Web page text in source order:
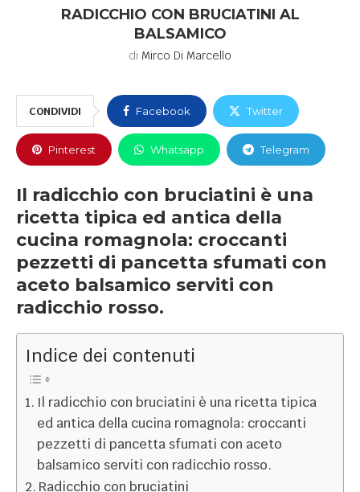
RADICCHIO CON BRUCIATINI AL
BALSAMICO
di Mirco Di Marcello
CONDIVIDI Facebook Twitter
Pinterest Whatsapp Telegram
Il radicchio con bruciatini è una
ricetta tipica ed antica della
cucina romagnola: croccanti
pezzetti di pancetta sfumati con
aceto balsamico serviti con
radicchio rosso.
Indice dei contenuti
Il radicchio con bruciatini è una ricetta tipica
ed antica della cucina romagnola: croccanti
pezzetti di pancetta sfumati con aceto
balsamico serviti con radicchio rosso.
Radicchio con bruciatini